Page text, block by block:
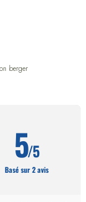
berger
5/5
Basé sur 2 avis